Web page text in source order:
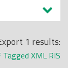
1 results:
Tagged XML RIS